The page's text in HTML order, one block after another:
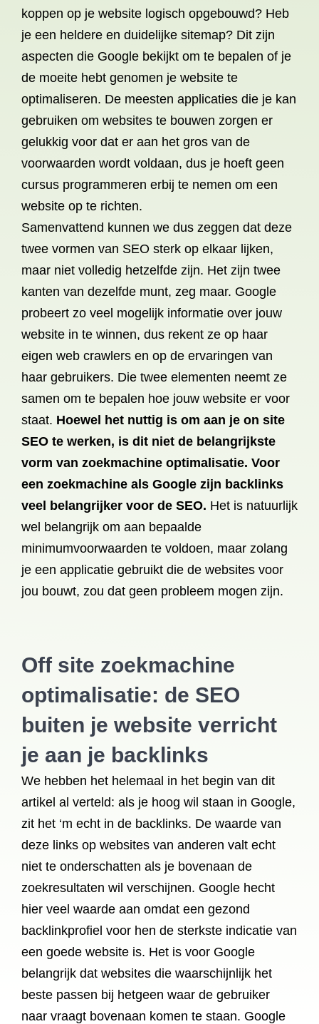
koppen op je website logisch opgebouwd? Heb
je een heldere en duidelijke sitemap? Dit zijn
aspecten die Google bekijkt om te bepalen of je
de moeite hebt genomen je website te
optimaliseren. De meesten applicaties die je kan
gebruiken om websites te bouwen zorgen er
gelukkig voor dat er aan het gros van de
voorwaarden wordt voldaan, dus je hoeft geen
cursus programmeren erbij te nemen om een
website op te richten.
Samenvattend kunnen we dus zeggen dat deze
twee vormen van SEO sterk op elkaar lijken,
maar niet volledig hetzelfde zijn. Het zijn twee
kanten van dezelfde munt, zeg maar. Google
probeert zo veel mogelijk informatie over jouw
website in te winnen, dus rekent ze op haar
eigen web crawlers en op de ervaringen van
haar gebruikers. Die twee elementen neemt ze
samen om te bepalen hoe jouw website er voor
staat. Hoewel het nuttig is om aan je on site
SEO te werken, is dit niet de belangrijkste
vorm van zoekmachine optimalisatie. Voor
een zoekmachine als Google zijn backlinks
veel belangrijker voor de SEO. Het is natuurlijk
wel belangrijk om aan bepaalde
minimumvoorwaarden te voldoen, maar zolang
je een applicatie gebruikt die de websites voor
jou bouwt, zou dat geen probleem mogen zijn.
Off site zoekmachine
optimalisatie: de SEO
buiten je website verricht
je aan je backlinks
We hebben het helemaal in het begin van dit
artikel al verteld: als je hoog wil staan in Google,
zit het ‘m echt in de backlinks. De waarde van
deze links op websites van anderen valt echt
niet te onderschatten als je bovenaan de
zoekresultaten wil verschijnen. Google hecht
hier veel waarde aan omdat een gezond
backlinkprofiel voor hen de sterkste indicatie van
een goede website is. Het is voor Google
belangrijk dat websites die waarschijnlijk het
beste passen bij hetgeen waar de gebruiker
naar vraagt bovenaan komen te staan. Google